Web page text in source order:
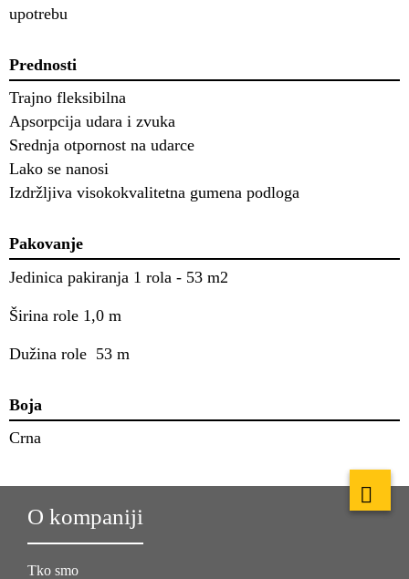
upotrebu
Prednosti
Trajno fleksibilna
Apsorpcija udara i zvuka
Srednja otpornost na udarce
Lako se nanosi
Izdržljiva visokokvalitetna gumena podloga
Pakovanje
Jedinica pakiranja 1 rola - 53 m2
Širina role 1,0 m
Dužina role 53 m
Boja
Crna
O kompaniji
Tko smo